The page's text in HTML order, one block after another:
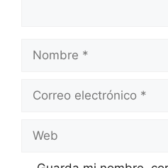
Nombre
Correo
Web